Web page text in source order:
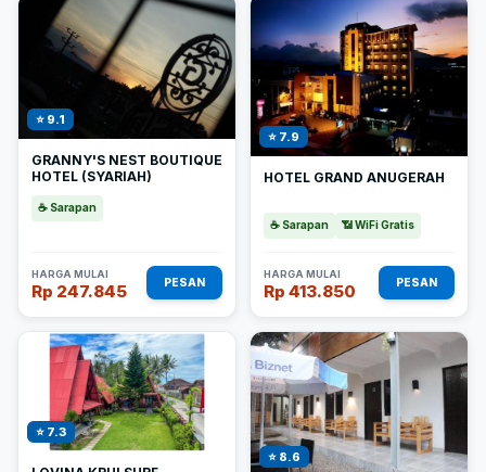
⭐ 9.1
GRANNY'S NEST BOUTIQUE
HOTEL (SYARIAH)
☕ Sarapan
HARGA MULAI
Rp 247.845 PESAN
⭐ 7.9
HOTEL GRAND ANUGERAH
☕ Sarapan 📶 WiFi Gratis
HARGA MULAI
Rp 413.850 PESAN
⭐ 7.3
⭐ 8.6